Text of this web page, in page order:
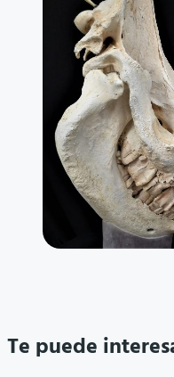
Te puede